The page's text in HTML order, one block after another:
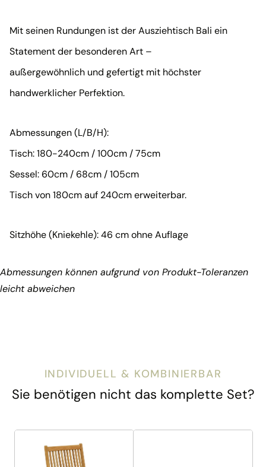
Mit seinen Rundungen ist der Ausziehtisch Bali ein
Statement der besonderen Art –
außergewöhnlich und gefertigt mit höchster
handwerklicher Perfektion.
Abmessungen (L/B/H):
Tisch: 180-240cm / 100cm / 75cm
Sessel: 60cm / 68cm / 105cm
Tisch von 180cm auf 240cm erweiterbar.
Sitzhöhe (Kniekehle): 46 cm ohne Auflage
Abmessungen können aufgrund von Produkt-Toleranzen
leicht abweichen
INDIVIDUELL & KOMBINIERBAR
Sie benötigen nicht das komplette Set?